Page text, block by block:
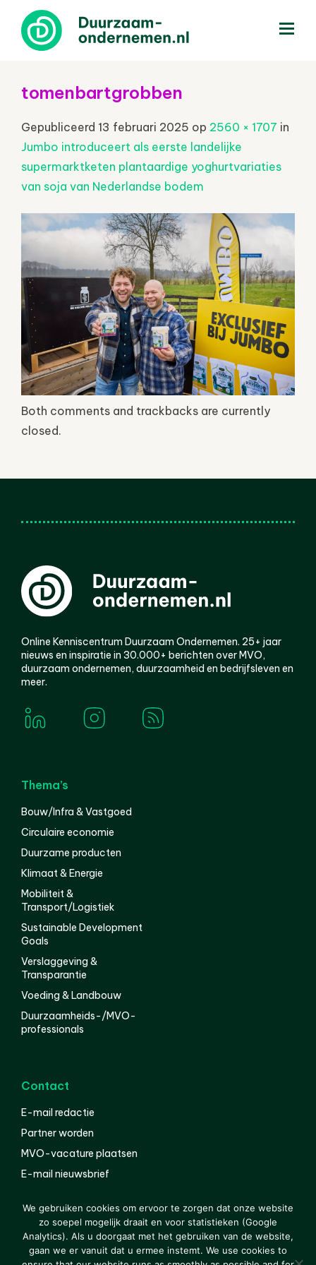
tomenbartgrobben
Gepubliceerd 13 februari 2025 op 2560 × 1707 in
Jumbo introduceert als eerste landelijke
supermarktketen plantaardige yoghurtvariaties
van soja van Nederlandse bodem
Both comments and trackbacks are currently
closed.
Online Kenniscentrum Duurzaam Ondernemen. 25+ jaar
nieuws en inspiratie in 30.000+ berichten over MVO,
duurzaam ondernemen, duurzaamheid en bedrijfsleven en
meer.
Thema’s
Bouw/Infra & Vastgoed
Circulaire economie
Duurzame producten
Klimaat & Energie
Mobiliteit &
Transport/Logistiek
Sustainable Development
Goals
Verslaggeving &
Transparantie
Voeding & Landbouw
Duurzaamheids-/MVO-
professionals
Contact
E-mail redactie
Partner worden
MVO-vacature plaatsen
E-mail nieuwsbrief
© 2000-2026 Van der Molen EIS Colofon
Disclaimer
We gebruiken cookies om ervoor te zorgen dat onze website
zo soepel mogelijk draait en voor statistieken (Google
Analytics). Als u doorgaat met het gebruiken van de website,
gaan we er vanuit dat u ermee instemt. We use cookies to